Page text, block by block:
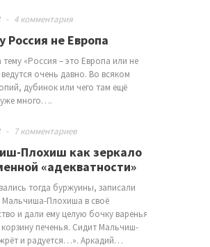
- 4 комментария
Россия не Европа
«Россия – это Европа или не
очень давно. Во всяком
дубинок или чего там ещё
много….
- 7 комментариев
Плохиш как зеркало
«адекватности»
тогда буржуины, записали
Мальчиша-Плохиша в своё
и дали ему целую бочку варенья
печенья. Сидит Мальчиш-
и радуется…». Аркадий…